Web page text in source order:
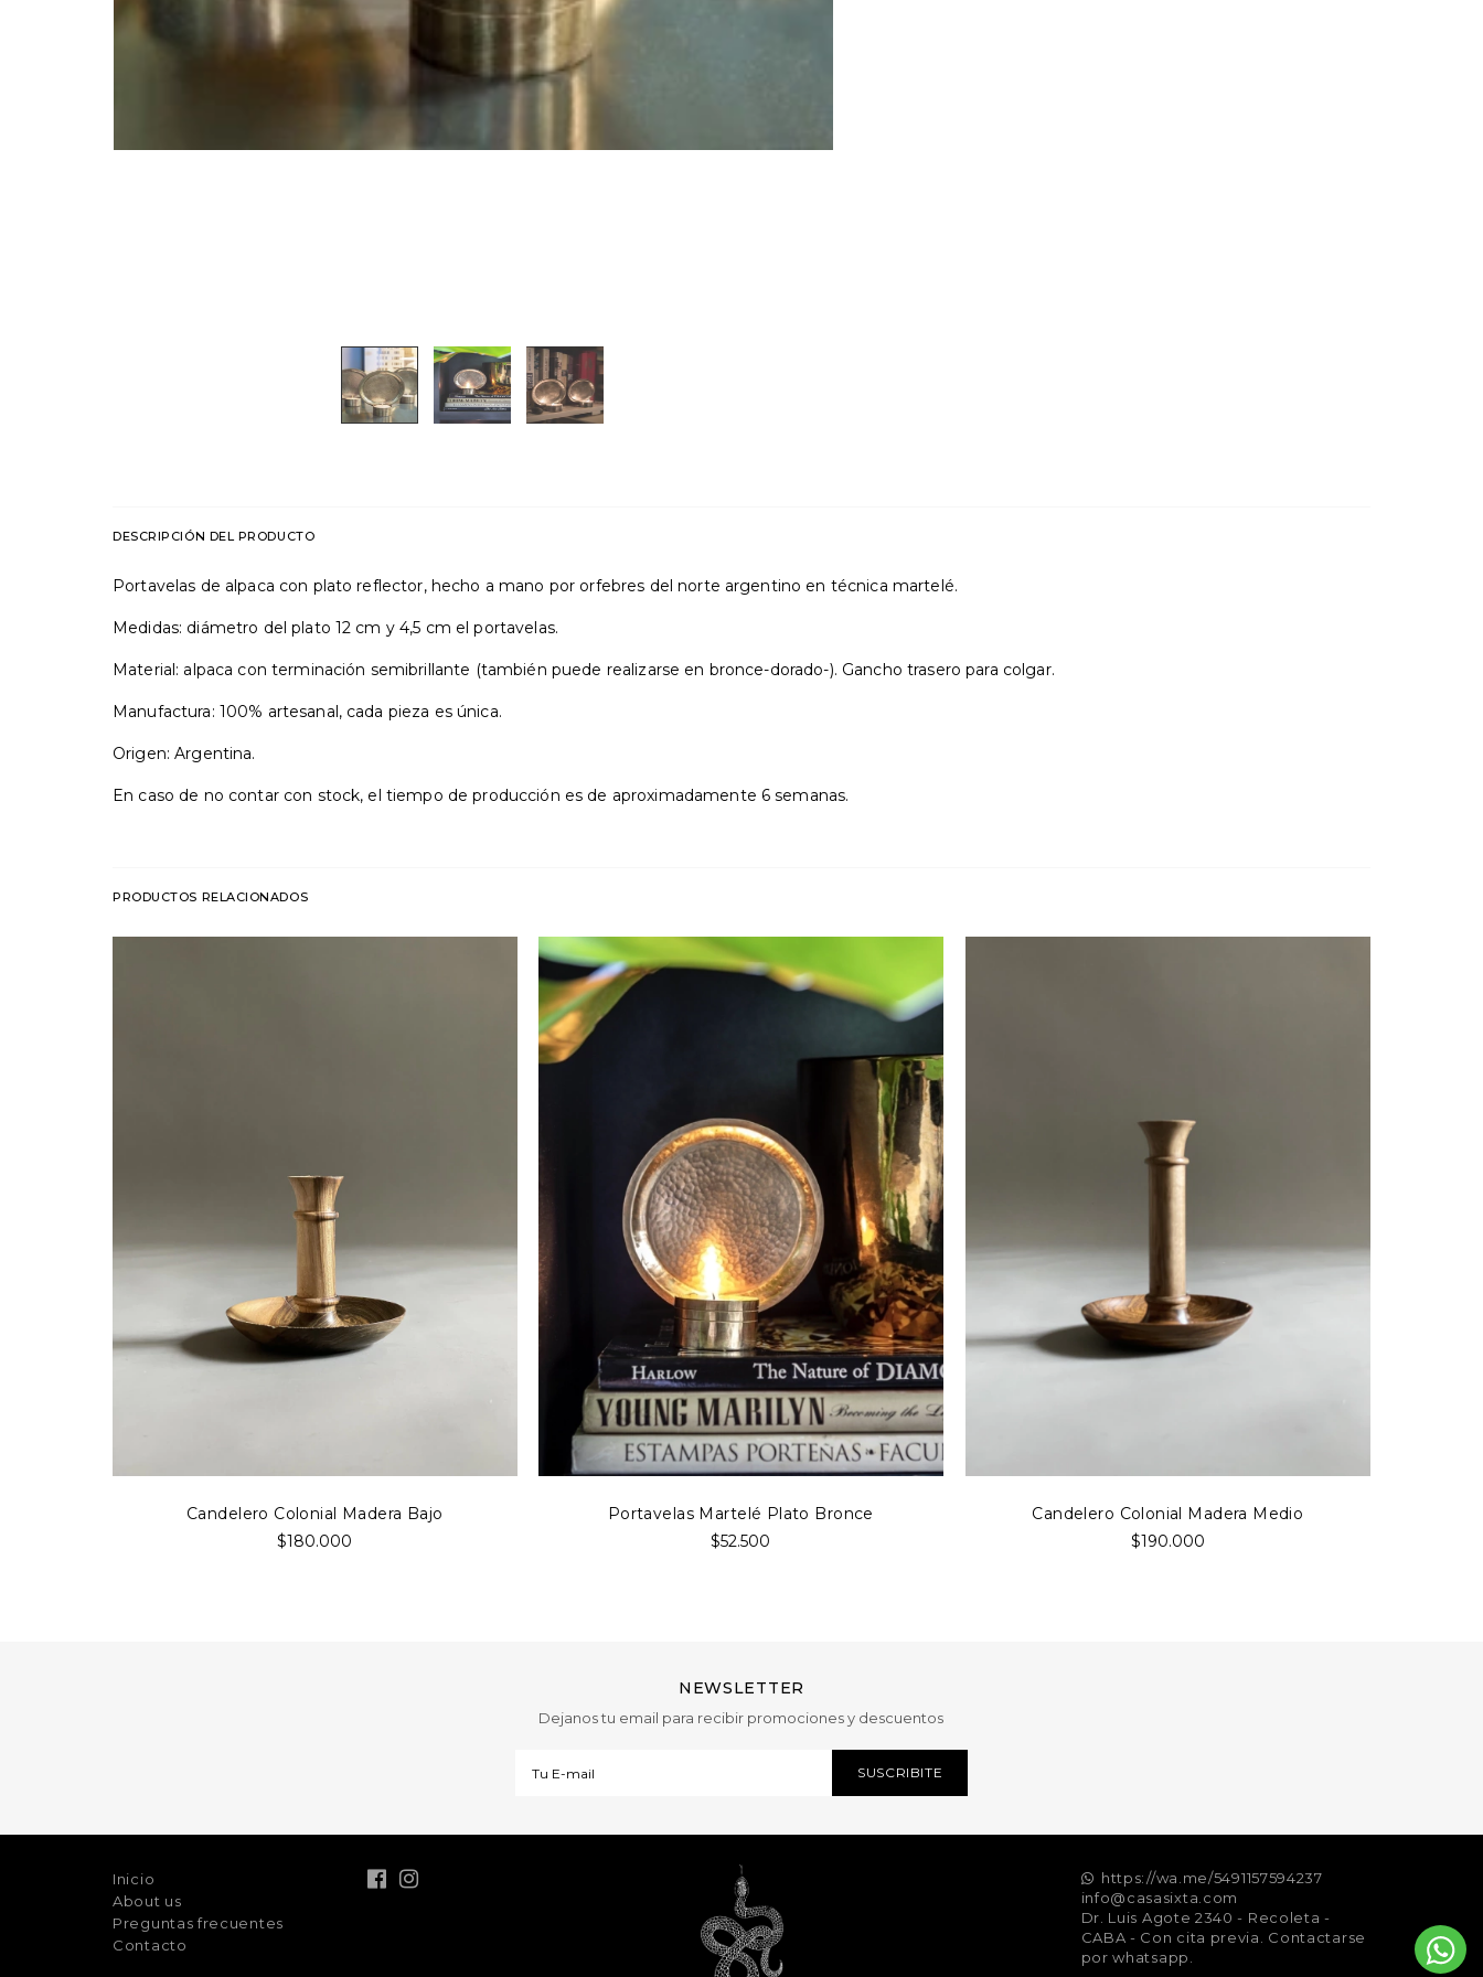
DESCRIPCIÓN DEL PRODUCTO
Portavelas de alpaca con plato reflector, hecho a mano por orfebres del norte argentino en técnica martelé.
Medidas: diámetro del plato 12 cm y 4,5 cm el portavelas.
Material: alpaca con terminación semibrillante (también puede realizarse en bronce-dorado-). Gancho trasero para colgar.
Manufactura: 100% artesanal, cada pieza es única.
Origen: Argentina.
En caso de no contar con stock, el tiempo de producción es de aproximadamente 6 semanas.
PRODUCTOS RELACIONADOS
Candelero Colonial Madera Bajo
$180.000
Portavelas Martelé Plato Bronce
$52.500
Candelero Colonial Madera Medio
$190.000
NEWSLETTER
Dejanos tu email para recibir promociones y descuentos
Inicio
About us
Preguntas frecuentes
Contacto
https://wa.me/5491157594237
info@casasixta.com
Dr. Luis Agote 2340 - Recoleta -
CABA - Con cita previa. Contactarse
por whatsapp.